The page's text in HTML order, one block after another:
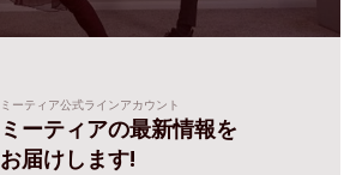
ミーティア公式ラインアカウント
ミーティアの最新情報を
お届けします!